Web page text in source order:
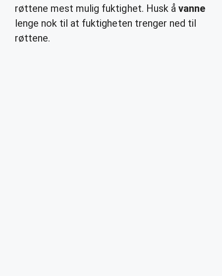
røttene mest mulig fuktighet. Husk å vanne
lenge nok til at fuktigheten trenger ned til
røttene.